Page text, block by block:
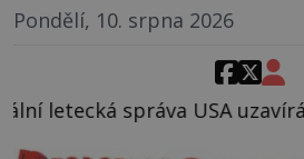
Pondělí, 10. srpna 2026
USA uzavírá vzdušný